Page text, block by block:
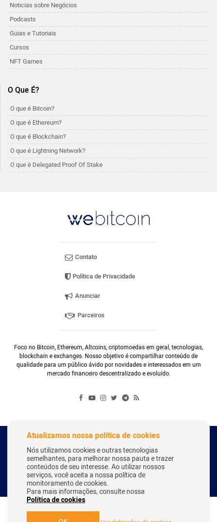
Noticias sobre Negócios
Podcasts
Guias e Tutoriais
Cursos
NFT Games
O Que É?
O que é Bitcoin?
O que é Ethereum?
O que é Blockchain?
O que é Lightning Network?
O que é Delegated Proof Of Stake
Contato
Política de Privacidade
Anunciar
Parceiros
Foco no Bitcoin, Ethereum, Altcoins, criptomoedas em geral, tecnologias,
blockchain e exchanges. Nosso objetivo é compartilhar conteúdo de
qualidade para um público ávido por novidades e interessados em um
mercado financeiro descentralizado e evoluído.
Copyright Webitcoin 2018 - Todos os Direitos Reservados
Desenvolvido por: Herick Correa
Atualizamos nossa política de cookies
Nós utilizamos cookies e outras tecnologias
semelhantes, para melhorar nossa pauta e trazer
conteúdos de seu interesse. Ao utilizar nossos
serviços, você aceita a nossa política de
monitoramento de cookies.
Para mais informações, consulte nossa
Política de cookies